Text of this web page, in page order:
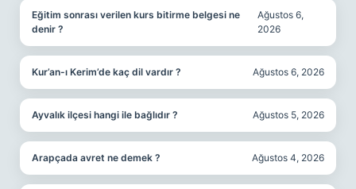
Eğitim sonrası verilen kurs bitirme belgesi ne
denir ?
Ağustos 6,
2026
Kur’an-ı Kerim’de kaç dil vardır ? Ağustos 6, 2026
Ayvalık ilçesi hangi ile bağlıdır ? Ağustos 5, 2026
Arapçada avret ne demek ? Ağustos 4, 2026